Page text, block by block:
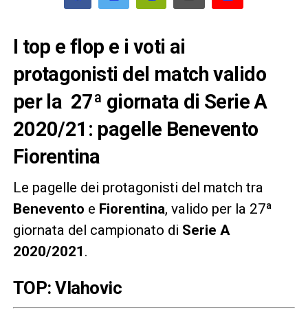
I top e flop e i voti ai
protagonisti del match valido
per la 27ª giornata di Serie A
2020/21: pagelle Benevento
Fiorentina
Le pagelle dei protagonisti del match tra
Benevento e Fiorentina, valido per la 27ª
giornata del campionato di Serie A
2020/2021 .
TOP: Vlahovic